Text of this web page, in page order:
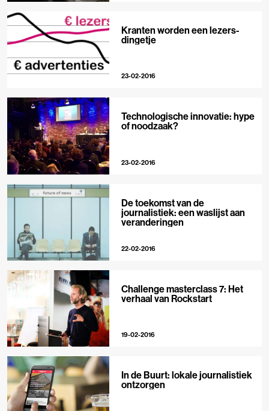
Kranten worden een lezers-
dingetje
23-02-2016
Technologische innovatie: hype
of noodzaak?
23-02-2016
De toekomst van de
journalistiek: een waslijst aan
veranderingen
22-02-2016
Challenge masterclass 7: Het
verhaal van Rockstart
19-02-2016
In de Buurt: lokale journalistiek
ontzorgen